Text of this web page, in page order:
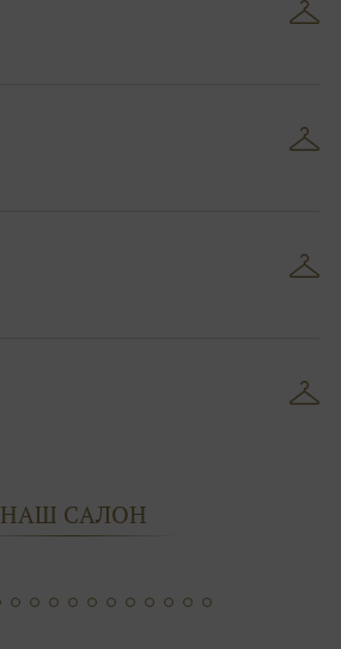
НАШ САЛОН